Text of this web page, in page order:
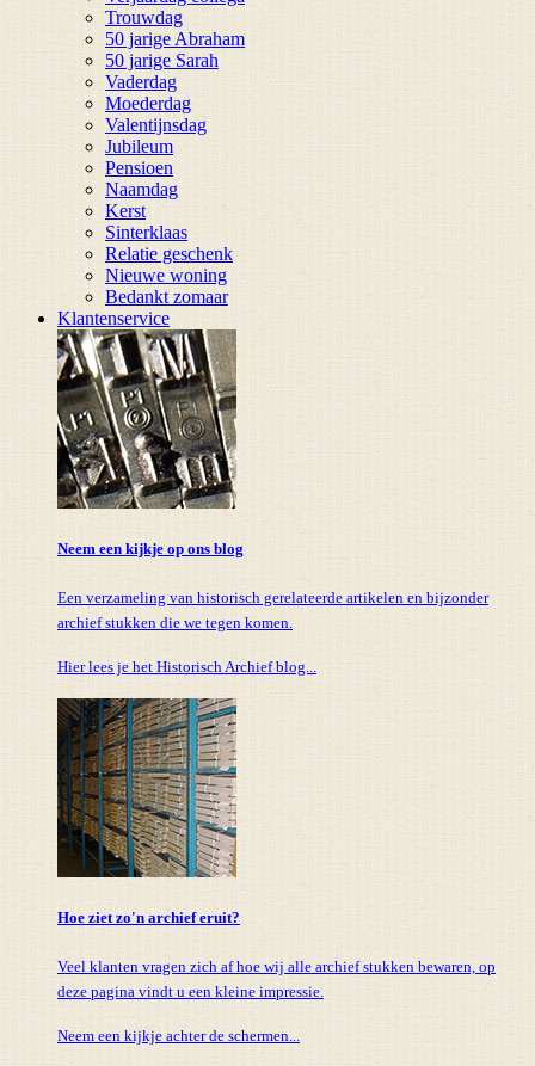
Trouwdag
50 jarige Abraham
50 jarige Sarah
Vaderdag
Moederdag
Valentijnsdag
Jubileum
Pensioen
Naamdag
Kerst
Sinterklaas
Relatie geschenk
Nieuwe woning
Bedankt zomaar
Klantenservice
Neem een kijkje op ons blog
Een verzameling van historisch gerelateerde artikelen en bijzonder
archief stukken die we tegen komen.
Hier lees je het Historisch Archief blog...
Hoe ziet zo'n archief eruit?
Veel klanten vragen zich af hoe wij alle archief stukken bewaren, op
deze pagina vindt u een kleine impressie.
Neem een kijkje achter de schermen...